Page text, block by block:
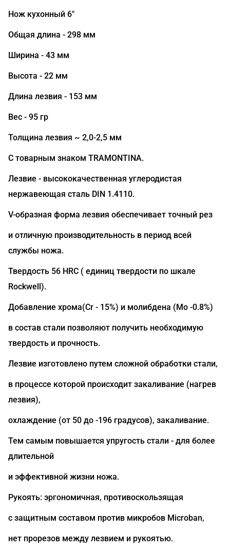
Нож кухонный 6"
Общая длина - 298 мм
Ширина - 43 мм
Высота - 22 мм
Длина лезвия - 153 мм
Вес - 95 гр
Толщина лезвия ~ 2,0-2,5 мм
С товарным знаком TRAMONTINA.
Лезвие - высококачественная углеродистая
нержавеющая сталь DIN 1.4110.
V-образная форма лезвия обеспечивает точный рез
и отличную производительность в период всей
службы ножа.
Твердость 56 HRC ( единиц твердости по шкале
Rockwell).
Добавление хрома(Сr - 15%) и молибдена (Mo -0.8%)
в состав стали позволяют получить необходимую
твердость и прочность.
Лезвие изготовлено путем сложной обработки стали,
в процессе которой происходит закаливание (нагрев
лезвия),
охлаждение (от 50 до -196 градусов), закаливание.
Тем самым повышается упругость стали - для более
длительной
и эффективной жизни ножа.
Рукоять: эргономичная, противоскользящая
с защитным составом против микробов Microban,
нет прорезов между лезвием и рукоятью.